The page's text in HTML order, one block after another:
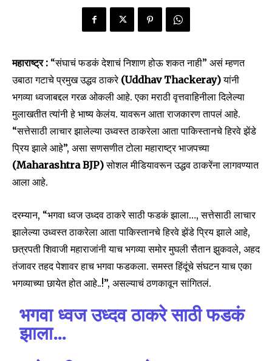
महाराष्ट्र : “संघाचं फडकं देशाचं निशाण होऊ शकत नाही” असं म्हणत
उबाठा गटाचे प्रमुख उद्धव ठाकरे (Uddhav Thackeray)यांनी
भगव्या ध्वजाबद्दल गरळ ओकली आहे. एका मराठी वृत्तवाहिनीला दिलेल्या
मुलाखतीत त्यांनी हे भाष्य केलंय. यावरून आता राजकारण तापलं आहे.
“सत्तेसाठी लाचार झालेल्या उध्वस्त ठाकरेला आता पाकिस्तानचे हिरवे झेंडे
प्रिय झाले आहे”, असा सणसणीत टोला महाराष्ट्र भाजपच्या
(Maharashtra BJP)सोशल मीडियावरून उद्धव ठाकरेंना लागवण्यात
आला आहे.
दरम्यान, “भगवा ध्वज उध्दव ठाकरे साठी फडकं झाला…, सत्तेसाठी लाचार
झालेल्या उध्वस्त ठाकरेला आता पाकिस्तानचे हिरवे झेंडे प्रिय झाले आहे,
छत्रपती शिवाजी महाराजांनी याच भगव्या समोर मुघली सैतान झुकवले, अहद
तंजावर तहद पेशावर हाच भगवा फडकला. समस्त हिंदूंचे संघटन याच एका
भगव्याच्या छायेत होत आहे..!”, असल्याचं ठणकावून सांगितलं.
भगवा ध्वज उध्दव ठाकरे साठी फडकं
झाला…